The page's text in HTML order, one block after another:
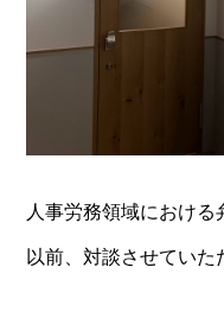
人事労務領域における
以前、対談させていた